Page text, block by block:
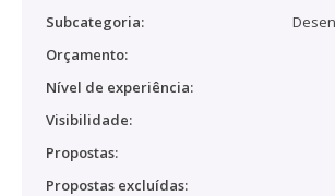
Subcategoria:
Orçamento:
Nível de experiência:
Visibilidade:
Propostas:
Propostas excluídas: